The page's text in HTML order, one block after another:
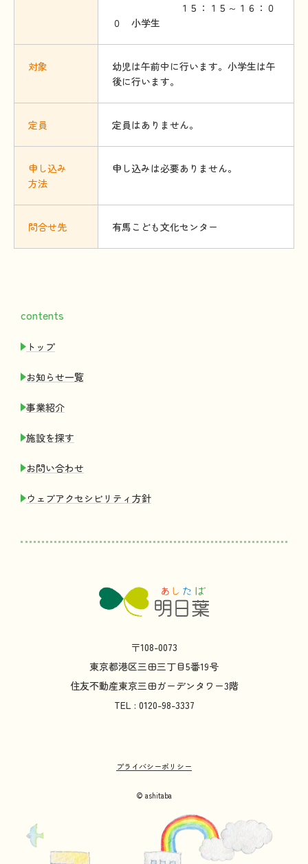
１５：１５～１６：０
０ 小学生
対象
幼児は午前中に行います。小学生は午
後に行います。
定員 定員はありません。
申 し込み
方法
申し込みは必要ありません。
問合せ先 有馬こども文化センター
contents
トップ
お知 らせ一覧
事業紹介
施設を探す
お問い合わせ
ウェブアクセシビリティ 方針
〒108-0073
東京都港区三田三丁目5番19号
住友不動産東京三田ガーデンタワー3階
TEL : 0120-98-3337
プライバシーポリシー
© ashitaba